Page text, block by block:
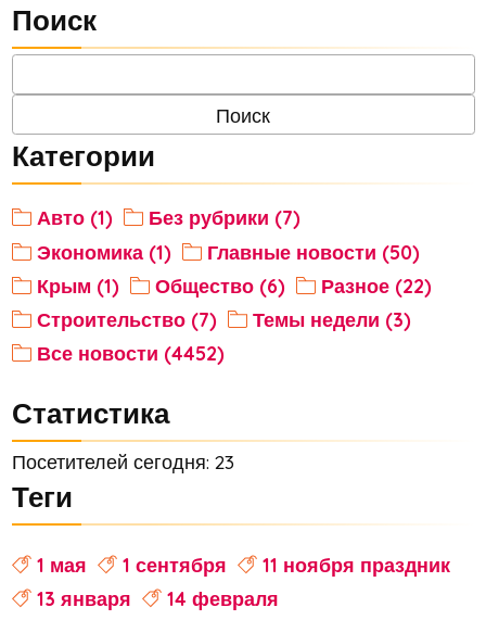
Поиск
Категории
Авто (1)
Без рубрики (7)
Экономика (1)
Главные новости (50)
Крым (1)
Общество (6)
Разное (22)
Строительство (7)
Темы недели (3)
Все новости (4452)
Статистика
Посетителей сегодня: 23
Теги
1 мая 1 сентября
11 ноября праздник
13 января
14 февраля